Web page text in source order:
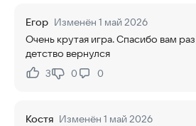
Егор Изменён 1 май 2026
Очень крутая игра. Спасибо вам
детство вернулся
Нравится:
3Не нравится:
0 0
Костя Изменён 1 май 2026